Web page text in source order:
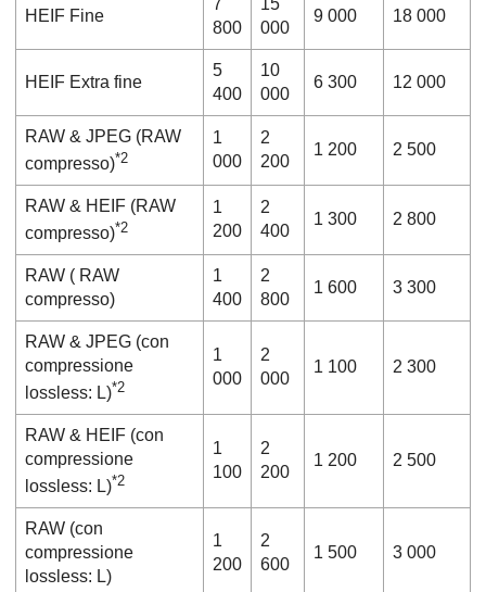
HEIF Fine
7
800
15
000
9 000 18 000
HEIF Extra fine
5
400
10
000
6 300 12 000
RAW & JPEG (RAW
compresso)*2
1
000
2
200
1 200 2 500
RAW & HEIF (RAW
compresso)*2
1
200
2
400
1 300 2 800
RAW ( RAW
compresso)
1
400
2
800
1 600 3 300
RAW & JPEG (con
compressione
lossless: L)*2
1
000
2
000
1 100 2 300
RAW & HEIF (con
compressione
lossless: L)*2
1
100
2
200
1 200 2 500
RAW (con
compressione
lossless: L)
1
200
2
600
1 500 3 000